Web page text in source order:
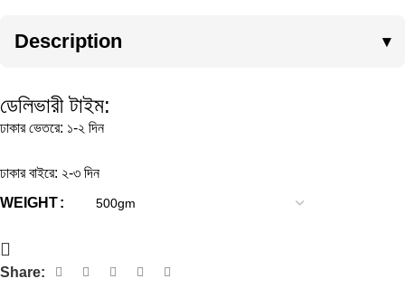
Description
ডেলিভারী টাইম:
ঢাকার ভেতরে: ১-২ দিন
ঢাকার বাইরে: ২-৩ দিন
WEIGHT
Share: